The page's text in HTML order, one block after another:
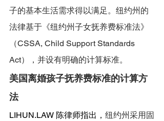
子的基本生活需求得以满足。纽约州的
法律基于《纽约州子女抚养费标准法》
（CSSA, Child Support Standards
Act），并设有明确的计算标准。
美国离婚孩子抚养费标准的计算方
法
LIHUN.LAW 陈律师指出， 纽约州采用固